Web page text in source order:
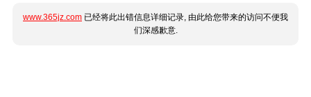
www.365jz.com 已经将此出错信息详细记录, 由此给您带来的访问不便我
们深感歉意.